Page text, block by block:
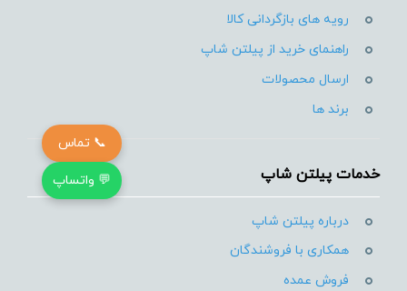
رویه های بازگردانی کالا
راهنمای خرید از پیلتن شاپ
ارسال محصولات
برند ها
خدمات پیلتن شاپ
درباره پیلتن شاپ
همکاری با فروشندگان
فروش عمده
📞 تماس
💬 واتساپ